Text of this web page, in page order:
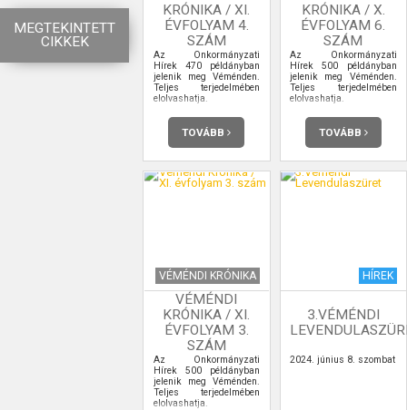
MEGTEKINTETT
CIKKEK
KRÓNIKA / XI.
ÉVFOLYAM 4.
SZÁM
Az Önkormányzati
Hírek 470 példányban
jelenik meg Véménden.
Teljes terjedelmében
elolvashatja.
TOVÁBB
KRÓNIKA / X.
ÉVFOLYAM 6.
SZÁM
Az Önkormányzati
Hírek 500 példányban
jelenik meg Véménden.
Teljes terjedelmében
elolvashatja.
TOVÁBB
VÉMÉNDI KRÓNIKA
VÉMÉNDI
KRÓNIKA / XI.
ÉVFOLYAM 3.
SZÁM
Az Önkormányzati
Hírek 500 példányban
jelenik meg Véménden.
Teljes terjedelmében
elolvashatja.
HÍREK
3.VÉMÉNDI
2024. június 8. szombat